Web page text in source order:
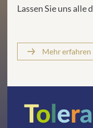
Lassen Sie uns alle
Mehr erfahren